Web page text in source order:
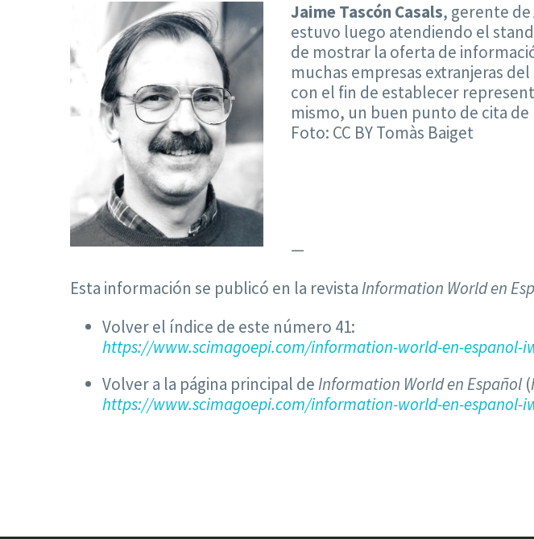
Jaime Tascón Casals, gerente de
estuvo luego atendiendo el
de mostrar la oferta de
muchas empresas extranjeras
con el fin de establecer
mismo, un buen punto de cita
Foto: CC BY Tomàs Baiget
—
Esta información se publicó en la revistaInformation World en
Volver el índice de este número 41:
https://www.scimagoepi.com/information-world-en-espanol-
Volver a la página principal deInformation World en Español (
https://www.scimagoepi.com/information-world-en-espanol-